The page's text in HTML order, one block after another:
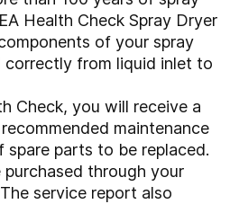
Health Check Spray Dryer
of your spray
correctly from liquid inlet to
Check, you will receive a
maintenance
spare parts to be replaced.
through your
service report also